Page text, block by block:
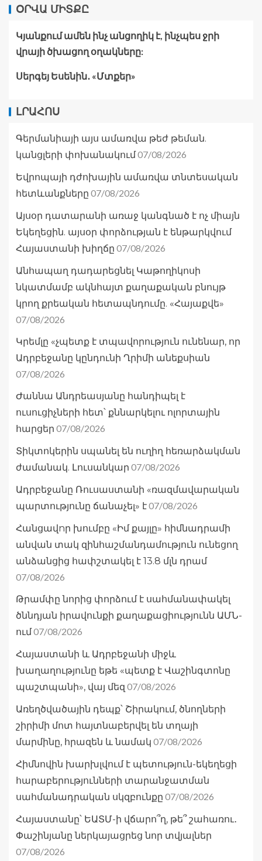
ՕՐՎԱ ՄԻՏՔԸ
Կյանքում ամեն ինչ անցողիկ է, ինչպես ջրի
վրայի ծխացող օղակները:
Սերգեյ Եսենին․ «Մտքեր»
ԼՐԱՀՈՍ
Գերմանիայի այս ամառվա թեժ թեման.
կանցլերի փոխանակում07/08/2026
Եվրոպայի դժոխային ամառվա տնտեսական
հետևանքները 07/08/2026
Այսօր դատարանի առաջ կանգնած է ոչ միայն
Եկեղեցին. այսօր փորձության է ենթարկվում
Հայաստանի խիղճը 07/08/2026
Անհապաղ դադարեցնել Կաթողիկոսի
նկատմամբ ակնհայտ քաղաքական բնույթ
կրող քրեական հետապնդումը. «Հայաքվե»
07/08/2026
Կրեմլը «չպետք է տպավորություն ունենար, որ
Ադրբեջանը կընդունի Ղրիմի անեքսիան
07/08/2026
Ժաննա Անդրեասյանը հանդիպել է
ուսուցիչների հետ՝ քննարկելու ոլորտային
հարցեր 07/08/2026
Տիկտոկերին սպանել են ուղիղ հեռարձակման
ժամանակ. Լուսանկար 07/08/2026
Ադրբեջանը Ռուսաստանի «ռազմավարական
պարտությունը ճանաչել» է07/08/2026
Հանցավnր խումբը «Իմ քայլը» հիմնադրամի
անվան տակ զինհաշմանդամություն ունեցող
անձանցից հափշտակել է 13.8 մլն դրամ
07/08/2026
Թրամփը նորից փորձում է սահմանափակել
ծննդյան իրավունքի քաղաքացիությունն ԱՄՆ-
ում07/08/2026
Հայաստանի և Ադրբեջանի միջև
խաղաղությունը եթե «պետք է Վաշինգտոնը
պաշտպանի», վայ մեզ 07/08/2026
Առեղծվածային դեպք՝ Շիրակում, ծնողների
շիրիմի մոտ հայտնաբերվել են տղայի
մարմինը, հրազեն և նամակ 07/08/2026
Հիմնովին խարխլվում է պետություն-եկեղեցի
հարաբերությունների տարանջատման
սահմանադրական սկզբունքը 07/08/2026
Հայաստանը՝ ԵԱՏՄ-ի վճարո՞ղ, թե՞ շահառու․
Փաշինյանը ներկայացրեց նոր տվյալներ
07/08/2026